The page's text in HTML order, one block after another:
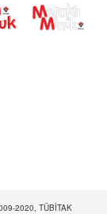
2020, TÜBİTAK